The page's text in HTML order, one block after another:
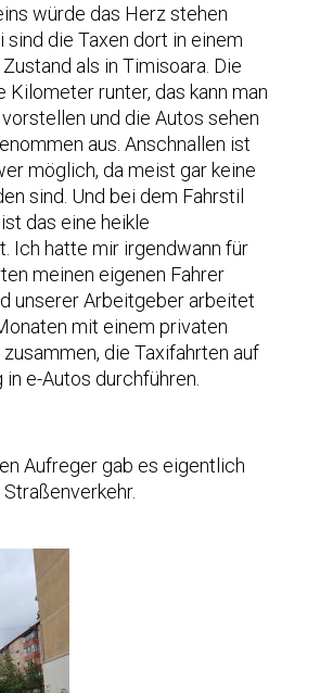
würde das Herz stehen
sind die Taxen dort in einem
als in Timisoara. Die
Kilometer runter, das kann man
und die Autos sehen
aus. Anschnallen ist
möglich, da meist gar keine
sind. Und bei dem Fahrstil
das eine heikle
Ich hatte mir irgendwann für
meinen eigenen Fahrer
unserer Arbeitgeber arbeitet
mit einem privaten
die Taxifahrten auf
e-Autos durchführen.
Aufreger gab es eigentlich